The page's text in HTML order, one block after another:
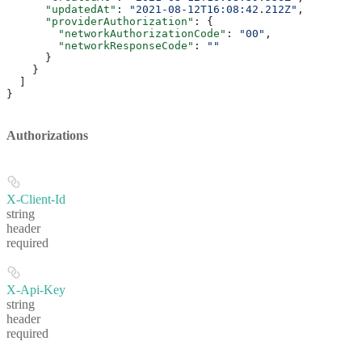
      "updatedAt"
: "2021-08-12T16:08:42.212Z" ,
      "providerAuthorization"
: {
        "networkAuthorizationCode"
: "00" ,
        "networkResponseCode"
:
""
      }
    }
}
Authorizations
X-Client-Id
string
header
required
X-Api-Key
string
header
required